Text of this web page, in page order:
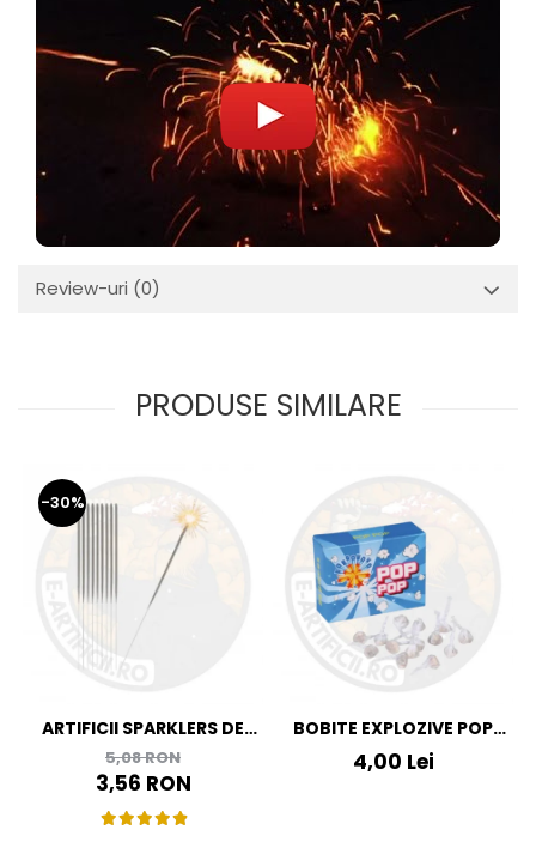
Review-uri (0)
PRODUSE SIMILARE
-30%
ARTIFICII SPARKLERS DE
MANA - STELUTE DE BRAD
16 CM - SET 10 BUC
5,08 RON
3,56 RON
BOBITE EXPLOZIVE POP
POP
4,00 Lei